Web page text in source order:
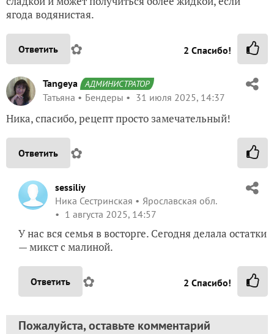
ягода водянистая.
Ответить ✿ 2 Спасибо!
Tangeya АДМИНИСТРАТОР
Татьяна Бендеры 31 июля 2025, 14:37
Ника, спасибо, рецепт просто замечательный!
Ответить ✿
sessiliy
Ника Сестринская
Ярославская обл.
1 августа 2025, 14:57
У нас вся семья в восторге. Сегодня делала остатки
— микст с малиной.
Ответить ✿ 2 Спасибо!
Пожалуйста, оставьте комментарий